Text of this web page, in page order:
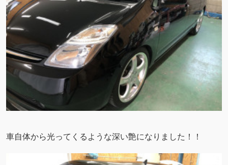
車自体から光ってくるような深い艶になりました！！